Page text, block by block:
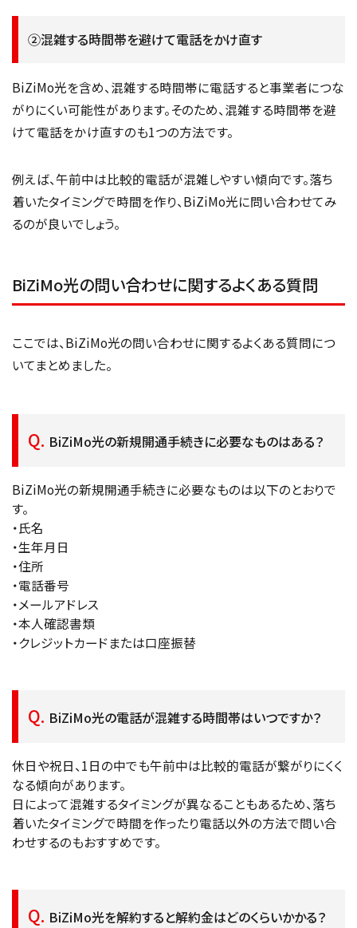
②混雑する時間帯を避けて電話をかけ直す
BiZiMo光を含め、混雑する時間帯に電話すると事業者につな
がりにくい可能性があります。そのため、混雑する時間帯を避
けて電話をかけ直すのも1つの方法です。
例えば、午前中は比較的電話が混雑しやすい傾向です。落ち
着いたタイミングで時間を作り、BiZiMo光に問い合わせてみ
るのが良いでしょう。
BiZiMo光の問い合わせに関するよくある質問
ここでは、BiZiMo光の問い合わせに関するよくある質問につ
いてまとめました。
BiZiMo光の新規開通手続きに必要なものはある？
BiZiMo光の新規開通手続きに必要なものは以下のとおりで
す。
・氏名
・生年月日
・住所
・電話番号
・メールアドレス
・本人確認書類
・クレジットカードまたは口座振替
BiZiMo光の電話が混雑する時間帯はいつですか？
休日や祝日、1日の中でも午前中は比較的電話が繋がりにくく
なる傾向があります。
日によって混雑するタイミングが異なることもあるため、落ち
着いたタイミングで時間を作ったり電話以外の方法で問い合
わせするのもおすすめです。
BiZiMo光を解約すると解約金はどのくらいかかる？